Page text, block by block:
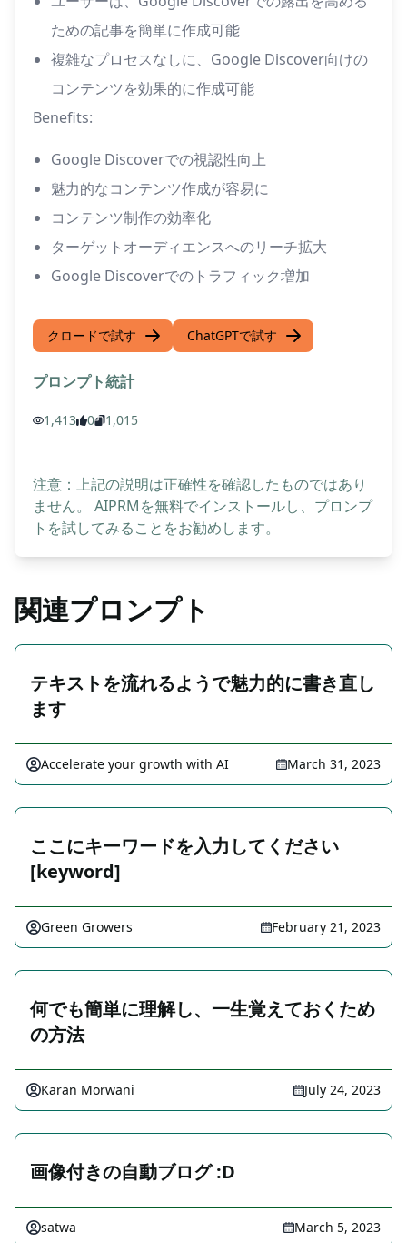
ための記事を簡単に作成可能
複雑なプロセスなしに、Google Discover向けの
コンテンツを効果的に作成可能
Benefits:
Google Discoverでの視認性向上
魅力的なコンテンツ作成が容易に
コンテンツ制作の効率化
ターゲットオーディエンスへのリーチ拡大
Google Discoverでのトラフィック増加
クロードで試す ChatGPTで試す
プロンプト統計
1,413 0 1,015
注意：上記の説明は正確性を確認したものではあり
ません。 AIPRMを無料でインストールし、プロンプ
トを試してみることをお勧めします。
関連プロンプト
テキストを流れるようで魅力的に書き直し
ます
Accelerate your growth with AI March 31, 2023
ここにキーワードを入力してください
[keyword]
Green Growers February 21, 2023
何でも簡単に理解し、一生覚えておくため
の方法
Karan Morwani July 24, 2023
画像付きの自動ブログ :D
satwa March 5, 2023